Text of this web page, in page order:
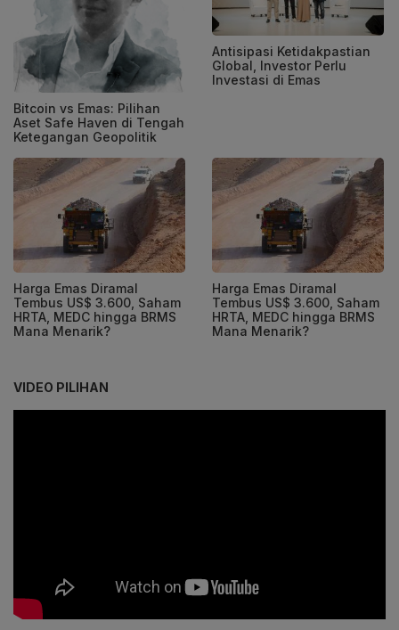
Bitcoin vs Emas: Pilihan
Aset Safe Haven di Tengah
Ketegangan Geopolitik
Antisipasi Ketidakpastian
Global, Investor Perlu
Investasi di Emas
Harga Emas Diramal
Tembus US$ 3.600, Saham
HRTA, MEDC hingga BRMS
Mana Menarik?
Harga Emas Diramal
Tembus US$ 3.600, Saham
HRTA, MEDC hingga BRMS
Mana Menarik?
VIDEO PILIHAN